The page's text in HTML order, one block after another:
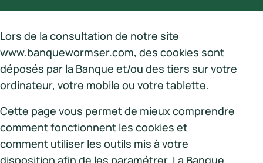
Lors de la consultation de notre site
www.banquewormser.com, des cookies sont
déposés par la Banque et/ou des tiers sur votre
ordinateur, votre mobile ou votre tablette.
Cette page vous permet de mieux comprendre
comment fonctionnent les cookies et
comment utiliser les outils mis à votre
disposition afin de les paramétrer. La Banque